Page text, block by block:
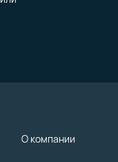
О компании